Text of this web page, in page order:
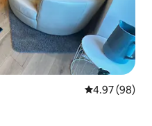
Calificación
4.97 (98)